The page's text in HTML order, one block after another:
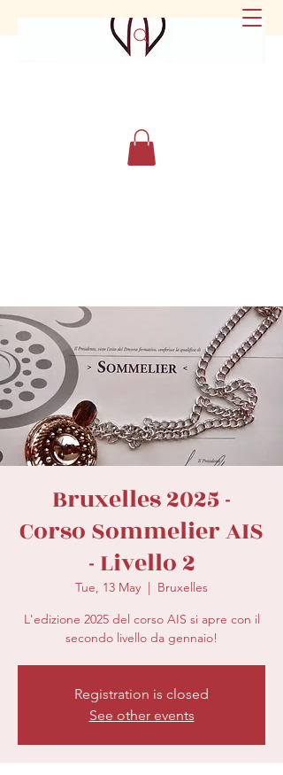
secretariat@eusommelierassociation.com
Bruxelles 2025 -
Corso Sommelier AIS
- Livello 2
Tue, 13 May
  |
Bruxelles
L'edizione 2025 del corso AIS si apre con il
secondo livello da gennaio!
Registration is closed
See other events